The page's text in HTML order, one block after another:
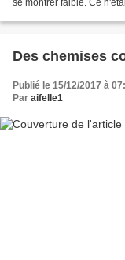
Des chemises
Publié le 15/12/2017 à
Par aifelle1